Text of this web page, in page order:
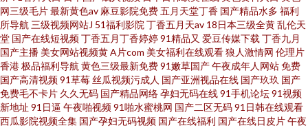
网三级毛片最新黄色av 麻豆影院免费五月天堂丁香 国产精品水多 福利
所导航三级视频网站J 51福利影院丁香五月天av 18日本三级全黄乱伦天
堂 国产在线短视频丁香五月丁香婷婷91精品又 爱豆传媒下载丁香九月
国产主播 美女网站视频黄A片com 美女福利在线观看狼人激情网 伦理片
香港极品福利导航黄色三级最新免费91嫩草国产午夜成年人网站免费
国产高清视频91草莓丝瓜视频污成人 国产亚洲视品在线 国产玖玖 国产
免费毛不卡片 久久无码 国产精品网络孕妇无码在线91手机论坛91视频
新地址 91日逼 午夜啪视频91啪水蜜桃网 国产二区无码91日韩在线观看
西瓜影院视频全集 国产孕妇无码视频 国产在线福利 国产在线日皮片午夜